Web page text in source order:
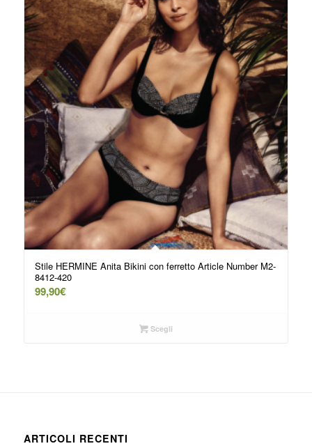
Stile HERMINE Anita Bikini con ferretto Article Number M2-
8412-420
99,90€
Scegli
ARTICOLI RECENTI